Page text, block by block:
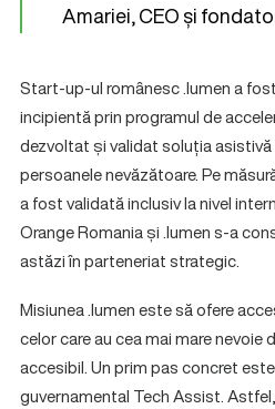
Amariei, CEO și
Start-up-ul românesc .lumen a
incipientă prin programul de
dezvoltat și validat soluția
persoanele nevăzătoare. Pe
a fost validată inclusiv la nivel
Orange Romania și .lumen s-a
astăzi în parteneriat strategic.
Misiunea .lumen este să ofere
celor care au cea mai mare nevoie
accesibil. Un prim pas concret
guvernamental Tech Assist.